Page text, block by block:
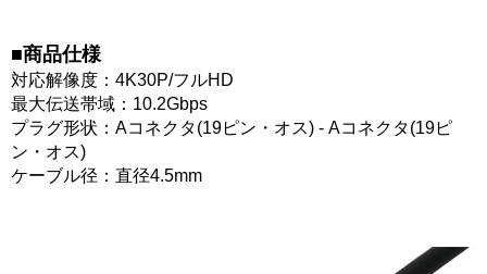
■商品仕様
対応解像度：4K30P/フルHD
最大伝送帯域：10.2Gbps
プラグ形状：Aコネクタ(19ピン・オス) - Aコネクタ(19ピ
ン・オス)
ケーブル径：直径4.5mm